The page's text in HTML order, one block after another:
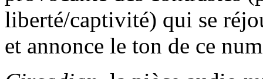
liberté/captivité) qui se
et annonce le ton de ce